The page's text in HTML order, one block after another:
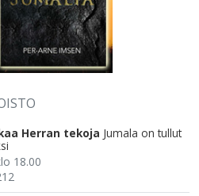
Herran tekoja Jumala on tullut
18.00